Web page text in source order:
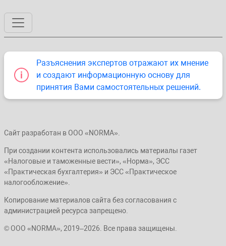
Разъяснения экспертов отражают их мнение
и создают информационную основу для
принятия Вами самостоятельных решений.
Сайт разработан в ООО «NORMA».
При создании контента использовались материалы газет
«Налоговые и таможенные вести», «Норма», ЭСС
«Практическая бухгалтерия» и ЭСС «Практическое
налогообложение».
Копирование материалов сайта без согласования с
администрацией ресурса запрещено.
© ООО «NORMA», 2019–2026. Все права защищены.